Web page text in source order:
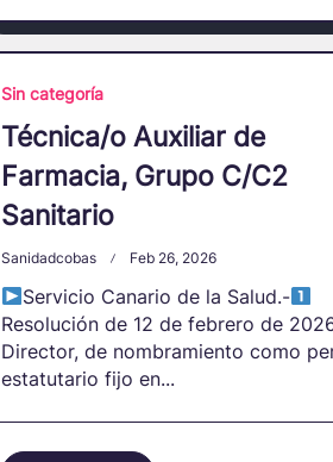
Sin categoría
Técnica/o Auxiliar de
Farmacia, Grupo C/C2
Sanitario
Sanidadcobas Feb 26, 2026
Servicio Canario de la Salud.-
Resolución de 12 de febrero de
Director, de nombramiento como
estatutario fijo en...